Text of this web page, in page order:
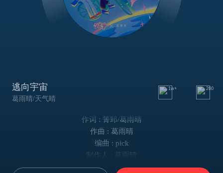
逃向宇宙
葛雨晴/天气晴
1w+ 260
作词 : 箐郅/葛雨晴
作曲 : 葛雨晴
编曲 : pick
制作人 : 葛雨晴
窗外的蝉鸣 好像有点聒噪